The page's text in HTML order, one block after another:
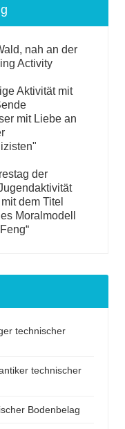
nah an der
Activity
Aktivität mit
mit Liebe an
der
dem Titel
Moralmodell
technischer
technischer
Bodenbelag